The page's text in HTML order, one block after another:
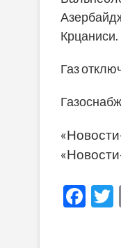
Крцаниси.
Газ
F